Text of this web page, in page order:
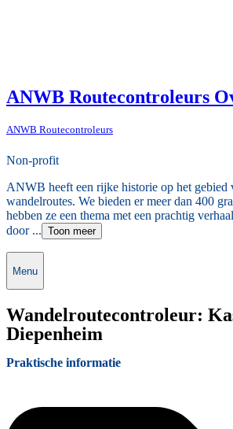
ANWB Routecontroleurs
ANWB Routecontroleurs
Non-profit
ANWB heeft een rijke historie op het gebied
wandelroutes. We bieden er meer dan 400
hebben ze een thema met een prachtig
door ... Toon meer
Menu
Wandelroutecontroleur:
Diepenheim
Praktische informatie